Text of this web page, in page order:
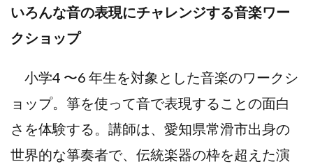
いろんな音の表現にチャレンジする音楽ワー
クショップ
小学4 〜6 年生を対象とした音楽のワークシ
ョップ。箏を使って音で表現することの面白
さを体験する。講師は、愛知県常滑市出身の
世界的な箏奏者で、伝統楽器の枠を超えた演